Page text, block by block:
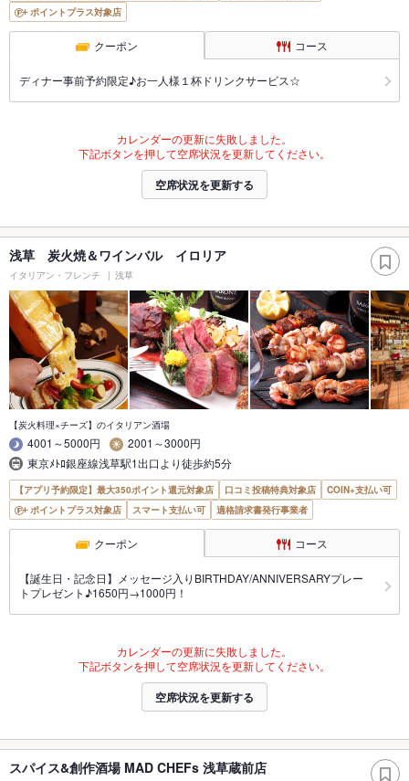
ポイントプラス対象店
クーポン コース
ディナー事前予約限定♪お一人様１杯ドリンクサービス☆
カレンダーの更新に失敗しました。
下記ボタンを押して空席状況を更新してください。
空席状況を更新する
浅草 炭火焼＆ワインバル イロリア
イタリアン・フレンチ 浅草
【炭火料理×チーズ】のイタリアン酒場
4001～5000円
2001～3000円
東京ﾒﾄﾛ銀座線浅草駅1出口より徒歩約5分
【アプリ予約限定】最大350ポイント還元対象店 口コミ投稿特典対象店
COIN+支払い可
ポイントプラス対象店
スマート支払い可 適格請求書発行事業者
クーポン コース
【誕生日・記念日】メッセージ入りBIRTHDAY/ANNIVERSARYプレー
トプレゼント♪1650円→1000円！
カレンダーの更新に失敗しました。
下記ボタンを押して空席状況を更新してください。
空席状況を更新する
スパイス&創作酒場 MAD CHEFs 浅草蔵前店